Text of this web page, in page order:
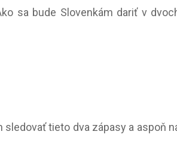
sa bude Slovenkám dariť v
tieto dva zápasy a aspoň